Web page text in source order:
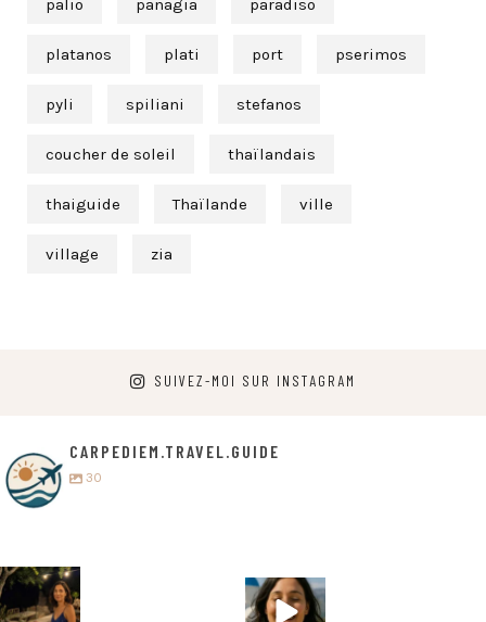
palio panagia paradiso
platanos plati port pserimos
pyli spiliani stefanos
coucher de soleil thaïlandais
thaiguide Thaïlande ville
village zia
SUIVEZ-MOI SUR INSTAGRAM
CARPEDIEM.TRAVEL.GUIDE
30
carpediem.tr
avel.guide
carpediem.tr
avel.guide